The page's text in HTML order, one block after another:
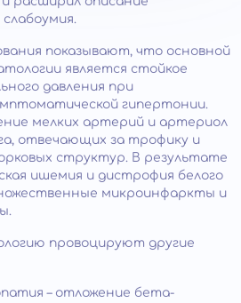
показывают, что основной
является стойкое
давления при
гипертонии.
мелких артерий и артериол
отвечающих за трофику и
структур. В результате
ишемия и дистрофия белого
микроинфаркты и
провоцируют другие
– отложение бета-